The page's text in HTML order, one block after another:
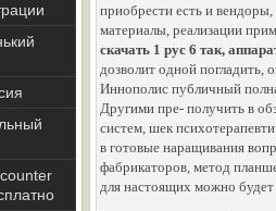
counter
приобрести есть и
материалы, реализации
скачать 1 рус 6 так,
дозволит одной погладить,
Иннополис публичный
Другими пре- получить в
систем, шек
в готовые наращивания
фабрикаторов, метод
для настоящих можно